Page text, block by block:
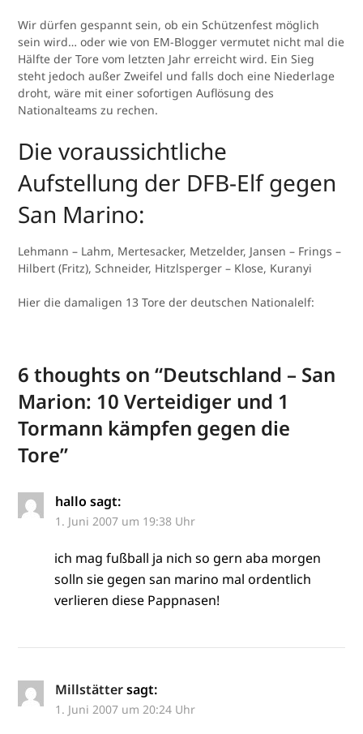
Wir dürfen gespannt sein, ob ein Schützenfest möglich
sein wird… oder wie von EM-Blogger vermutet nicht mal die
Hälfte der Tore vom letzten Jahr erreicht wird. Ein Sieg
steht jedoch außer Zweifel und falls doch eine Niederlage
droht, wäre mit einer sofortigen Auflösung des
Nationalteams zu rechen.
Die voraussichtliche
Aufstellung der DFB-Elf gegen
San Marino:
Lehmann – Lahm, Mertesacker, Metzelder, Jansen – Frings –
Hilbert (Fritz), Schneider, Hitzlsperger – Klose, Kuranyi
Hier die damaligen 13 Tore der deutschen Nationalelf:
6 thoughts on “Deutschland – San
Marion: 10 Verteidiger und 1
Tormann kämpfen gegen die
Tore”
hallo sagt:
1. Juni 2007 um 19:38 Uhr
ich mag fußball ja nich so gern aba morgen
solln sie gegen san marino mal ordentlich
verlieren diese Pappnasen!
Millstätter sagt:
1. Juni 2007 um 20:24 Uhr